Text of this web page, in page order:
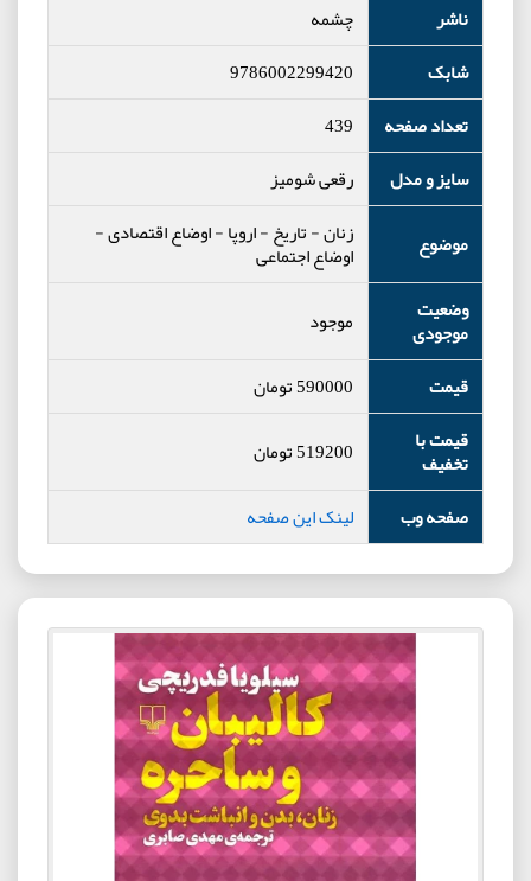
ناشر
چشمه
شابک
9786002299420
تعداد صفحه
439
سایز و مدل
رقعی شومیز
موضوع
زنان-تاریخ-اروپا-اوضاع اقتصادی-
اوضاع اجتماعی
وضعیت
موجودی
موجود
قیمت
590000تومان
قیمت با
تخفیف 519200تومان
صفحه وب
لینک این صفحه